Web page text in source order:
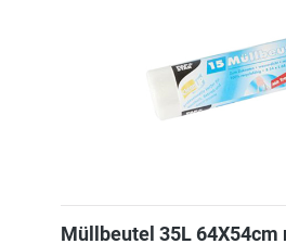
Müllbeutel 35L